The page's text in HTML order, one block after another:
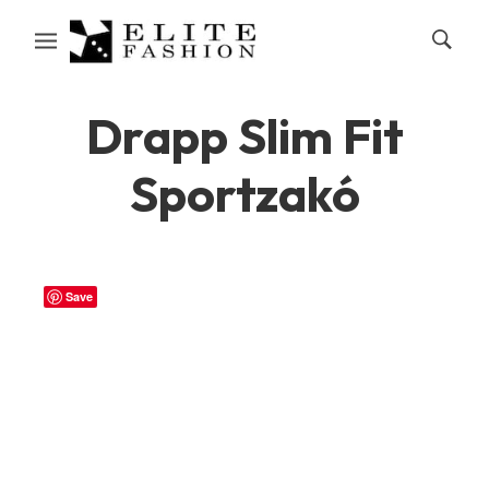
Drapp Slim Fit
Sportzakó
Save